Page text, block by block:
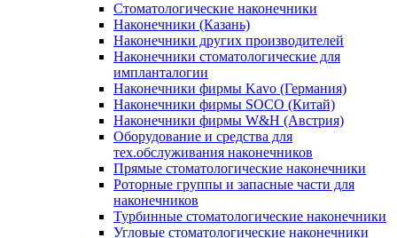
Стоматологические наконечники
Наконечники (Казань)
Наконечники других производителей
Наконечники стоматологические для
импланталогии
Наконечники фирмы Kavo (Германия)
Наконечники фирмы SOCO (Китай)
Наконечники фирмы W&H (Австрия)
Оборудование и средства для
тех.обслуживания наконечников
Прямые стоматологические наконечники
Роторные группы и запасные части для
наконечников
Турбинные стоматологические наконечники
Угловые стоматологические наконечники